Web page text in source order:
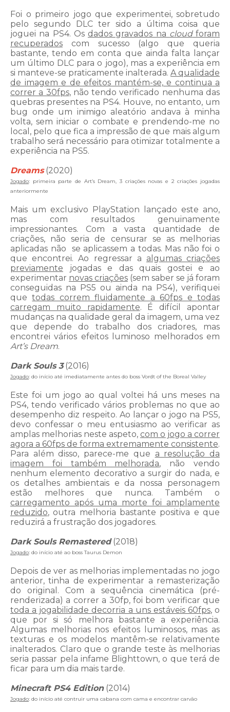
Foi o primeiro jogo que experimentei, sobretudo
pelo segundo DLC ter sido a última coisa que
joguei na PS4. Os dados gravados na cloudforam
recuperados com sucesso (algo que queria
bastante, tendo em conta que ainda falta lançar
um último DLC para o jogo), mas a experiência em
si manteve-se praticamente inalterada. A qualidade
de imagem e de efeitos mantém-se, e continua a
correr a 30fps, não tendo verificado nenhuma das
quebras presentes na PS4. Houve, no entanto, um
bug onde um inimigo aleatório andava à minha
volta, sem iniciar o combate e prendendo-me no
local, pelo que fica a impressão de que mais algum
trabalho será necessário para otimizar totalmente a
experiência na PS5.
Dreams(2020)
Jogado: primeira parte de Art’s Dream, 3 criações novas e 2 criações jogadas
anteriormente
Mais um exclusivo PlayStation lançado este ano,
mas com resultados genuinamente
impressionantes. Com a vasta quantidade de
criações, não seria de censurar se as melhorias
aplicadas não se aplicassem a todas. Mas não foi o
que encontrei. Ao regressar a algumas criações
previamente jogadas e das quais gostei e ao
experimentar novas criações (sem saber se já foram
conseguidas na PS5 ou ainda na PS4), verifiquei
quetodas correm fluidamente a 60fps e todas
carregam muito rapidamente. É difícil apontar
mudanças na qualidade geral da imagem, uma vez
que depende do trabalho dos criadores, mas
encontrei vários efeitos luminoso melhorados em
Art’s Dream.
Dark Souls 3(2016)
Jogado: do início até imediatamente antes do boss Vordt of the Boreal Valley
Este foi um jogo ao qual voltei há uns meses na
PS4, tendo verificado vários problemas no que ao
desempenho diz respeito. Ao lançar o jogo na PS5,
devo confessar o meu entusiasmo ao verificar as
amplas melhorias neste aspeto, com o jogo a correr
agora a 60fps de forma extremamente consistente.
Para além disso, parece-me que a resolução da
imagem foi também melhorada, não vendo
nenhum elemento decorativo a surgir do nada, e
os detalhes ambientais e da nossa personagem
estão melhores que nunca. Também o
carregamento após uma morte foi amplamente
reduzido, outra melhoria bastante positiva e que
reduzirá a frustração dos jogadores.
Dark Souls Remastered(2018)
Jogado: do início até ao boss Taurus Demon
Depois de ver as melhorias implementadas no jogo
anterior, tinha de experimentar a remasterização
do original. Com a sequência cinemática (pré-
renderizada) a correr a 30fp, foi bom verificar que
toda a jogabilidade decorria a uns estáveis 60fps, o
que por si só melhora bastante a experiência.
Algumas melhorias nos efeitos luminosos, mas as
texturas e os modelos mantêm-se relativamente
inalterados. Claro que o grande teste às melhorias
seria passar pela infame Blighttown, o que terá de
ficar para um dia mais tarde.
Minecraft PS4 Edition(2014)
Jogado: do início até contruir uma cabana com cama e encontrar carvão